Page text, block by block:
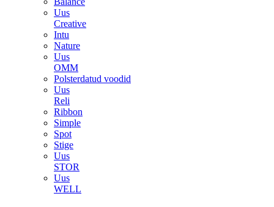
Uus
Creative
Intu
Nature
Uus
OMM
Polsterdatud voodid
Uus
Reli
Ribbon
Simple
Spot
Stige
Uus
STOR
Uus
WELL